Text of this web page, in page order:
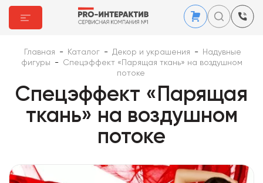
Главная - Каталог - Декор и украшения -
Надувные
фигуры
-
Спецэффект «Парящая ткань» на воздушном
потоке
Спецэффект «Парящая
ткань» на воздушном
потоке